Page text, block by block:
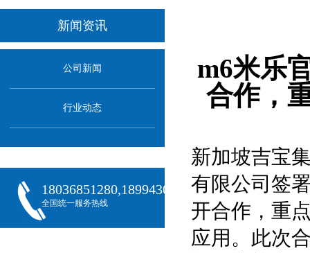
新闻资讯
公司新闻
行业动态
18036851280,18994301288,18068407382
全国统一服务热线
m6米乐
合作，
新加坡吉宝
有限公司签
开合作，重
应用。此次